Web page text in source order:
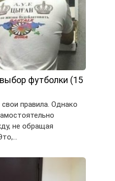
футболки (15
правила. Однако
не обращая